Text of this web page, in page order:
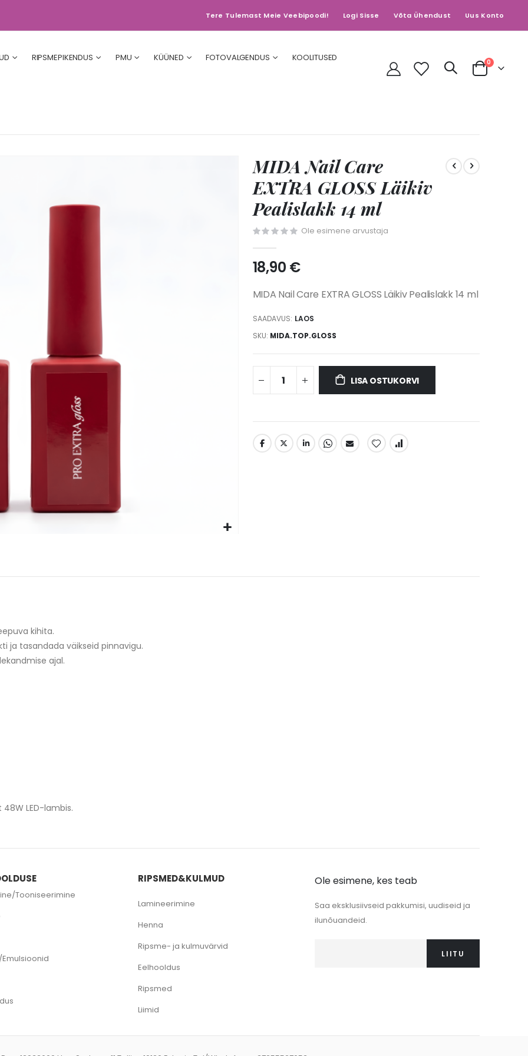
Tere Tulemast Meie Veebipoodi! Logi Sisse Võta Ühendust Uus Konto
RIPSMEPIKENDUS PMU KÜÜNED FOTOVALGENDUS
KOOLITUSED
Cart
0toodet
MIDA Nail Care
EXTRA GLOSS Läikiv
Pealislakk 14 ml
Ole esimene arvustaja
18,90 €
MIDA Nail Care EXTRA GLOSS Läikiv Pealislakk 14 ml
SAADAVUS: LAOS
SKU MIDA.TOP.GLOSS
LISA OSTUKORVI
kihita.
ja tasandada väikseid pinnavigu.
ajal.
LED-lambis.
Tooniseerimine
RIPSMED&KULMUD
Lamineerimine
Henna
Ripsme- ja kulmuvärvid
Eelhooldus
Ripsmed
Liimid
Ole esimene, kes teab
Saa eksklusiivseid pakkumisi, uudiseid ja
ilunõuandeid.
LIITU